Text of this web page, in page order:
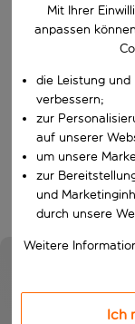
Beginne mit der
Wähle ein Ab- und
Wann
Wer
Mit Ihrer
anpassen
die Leistung
verbessern;
zur
auf unserer
um unsere
zur
und
durch unsere
Weitere
Ich